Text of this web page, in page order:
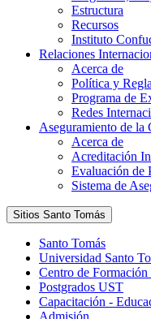
Estructura
Recursos
Instituto
Relaciones
Acerca de
Política y
Programa de
Redes
Aseguramiento de la
Acerca de
Acreditación
Evaluación de
Sistema de
Sitios Santo Tomás
Santo Tomás
Universidad Santo
Centro de
Postgrados UST
Capacitación -
Admisión